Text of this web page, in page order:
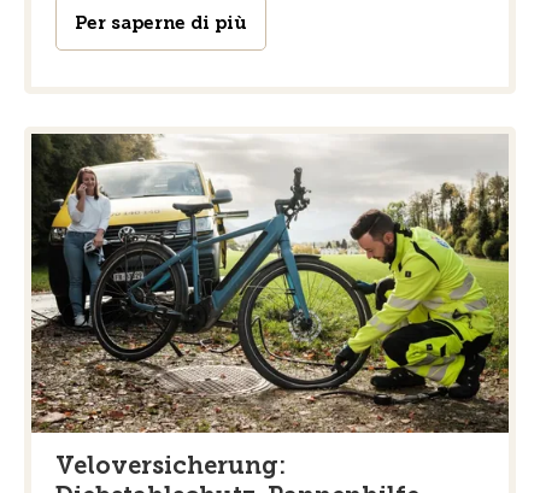
Per saperne di più
Veloversicherung: